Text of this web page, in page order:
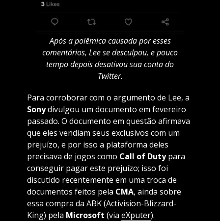
Após a polêmica causada por esses
comentários, Lee se desculpou, e pouco
tempo depois desativou sua conta do
Twitter.
Para corroborar com o argumento de Lee, a
Sonydivulgou um documento em fevereiro
passado. O documento em questão afirmava
que eles vendiam seus exclusivos com um
prejuízo, e por isso a plataforma deles
precisava de jogos como Call of Dutypara
conseguir pagar este prejuízo; isso foi
discutido recentemente em uma troca de
documentos feitos pela CMA, ainda sobre
essa compra da ABK (Activision-Blizzard-
King) pela Microsoft (via eXputer).